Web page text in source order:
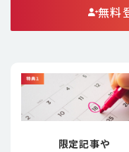
無料
限定記事や